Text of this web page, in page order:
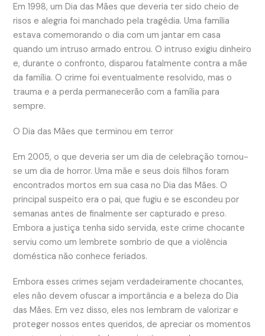
Em 1998, um Dia das Mães que deveria ter sido cheio de
risos e alegria foi manchado pela tragédia. Uma família
estava comemorando o dia com um jantar em casa
quando um intruso armado entrou. O intruso exigiu dinheiro
e, durante o confronto, disparou fatalmente contra a mãe
da família. O crime foi eventualmente resolvido, mas o
trauma e a perda permanecerão com a família para
sempre.
O Dia das Mães que terminou em terror
Em 2005, o que deveria ser um dia de celebração tornou-
se um dia de horror. Uma mãe e seus dois filhos foram
encontrados mortos em sua casa no Dia das Mães. O
principal suspeito era o pai, que fugiu e se escondeu por
semanas antes de finalmente ser capturado e preso.
Embora a justiça tenha sido servida, este crime chocante
serviu como um lembrete sombrio de que a violência
doméstica não conhece feriados.
Embora esses crimes sejam verdadeiramente chocantes,
eles não devem ofuscar a importância e a beleza do Dia
das Mães. Em vez disso, eles nos lembram de valorizar e
proteger nossos entes queridos, de apreciar os momentos